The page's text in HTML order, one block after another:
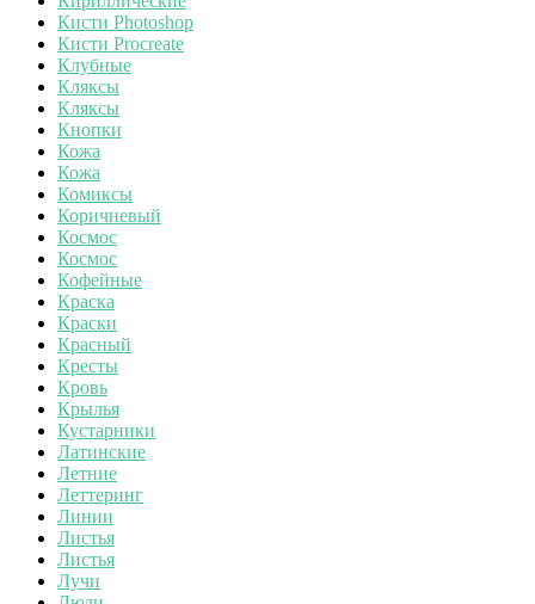
Кисти Photoshop
Кисти Procreate
Клубные
Кляксы
Кляксы
Кнопки
Кожа
Кожа
Комиксы
Коричневый
Космос
Космос
Кофейные
Краска
Краски
Красный
Кресты
Кровь
Крылья
Кустарники
Латинские
Летние
Леттеринг
Линии
Листья
Листья
Лучи